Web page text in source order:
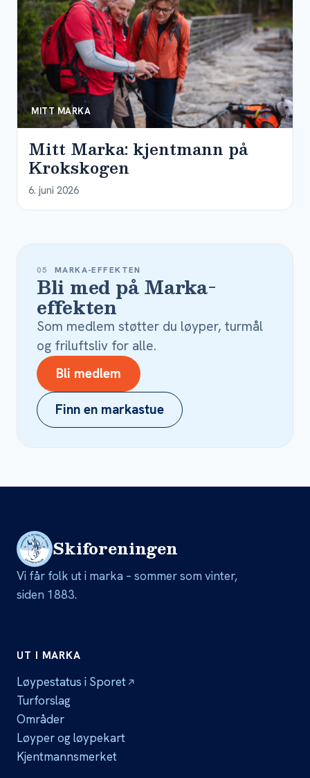
MITT MARKA
Mitt Marka: kjentmann på
Krokskogen
6. juni 2026
05 MARKA-EFFEKTEN
Bli med på Marka-
effekten
Som medlem støtter du løyper, turmål
og friluftsliv for alle.
Bli medlem
Finn en markastue
Skiforeningen
Vi får folk ut i marka – sommer som vinter,
siden 1883.
UT I MARKA
Løypestatus i Sporet
Turforslag
Områder
Løyper og løypekart
Kjentmannsmerket